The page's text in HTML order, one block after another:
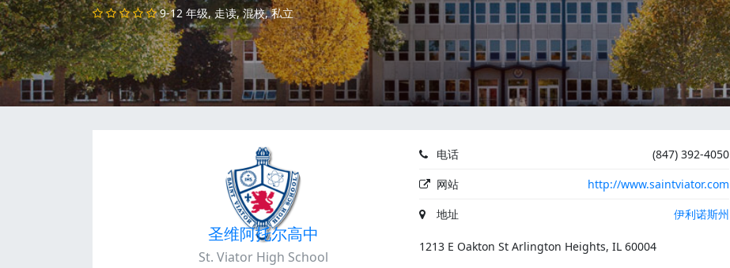
9-12 年级, 走读, 混校, 私立
圣维阿托尔高中
St. Viator High School
电话
(847) 392-4050
网站
http://www.saintviator.com
地址
伊利诺斯州
1213 E Oakton St Arlington Heights, IL 60004